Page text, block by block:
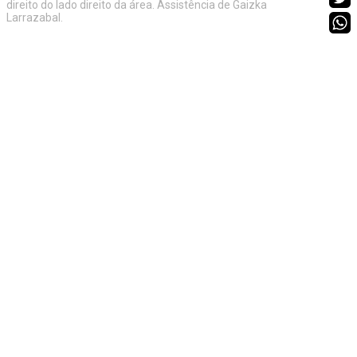
direito do lado direito da área. Assistência de Gaizka
Larrazabal.